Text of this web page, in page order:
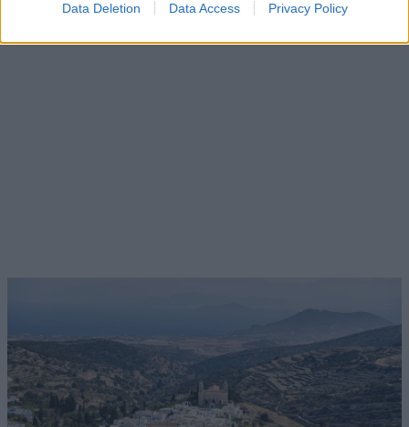
Data Deletion Data Access Privacy Policy